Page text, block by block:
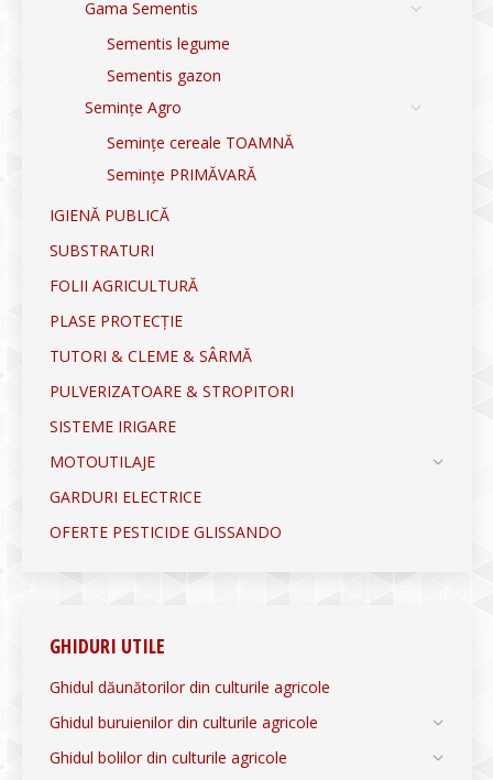
Gama Sementis
Sementis legume
Sementis gazon
Semințe Agro
Semințe cereale TOAMNĂ
Semințe PRIMĂVARĂ
IGIENĂ PUBLICĂ
SUBSTRATURI
FOLII AGRICULTURĂ
PLASE PROTECȚIE
TUTORI & CLEME & SÂRMĂ
PULVERIZATOARE & STROPITORI
SISTEME IRIGARE
MOTOUTILAJE
GARDURI ELECTRICE
OFERTE PESTICIDE GLISSANDO
GHIDURI UTILE
Ghidul dăunătorilor din culturile agricole
Ghidul buruienilor din culturile agricole
Ghidul bolilor din culturile agricole